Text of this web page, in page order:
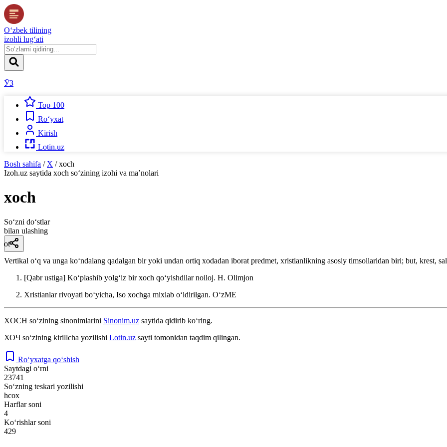
O‘zbek tilining
izohli lug‘ati
ЎЗ
Top 100
Ro‘yxat
Kirish
Lotin.uz
Bosh sahifa / X / xoch
Izoh.uz saytida xoch so‘zining izohi va ma’nolari
xoch
So‘zni do‘stlar
bilan ulashing
ot
Vertikal oʻq va unga koʻndalang qadalgan bir yoki undan ortiq xodadan iborat predmet, xristianlikning asosiy timsollaridan biri; but, krest,
[Qabr ustiga] Koʻplashib yolgʻiz bir xoch qoʻyishdilar noiloj. H. Olimjon
Xristianlar rivoyati boʻyicha, Iso xochga mixlab oʻldirilgan. OʻzME
XOCH so‘zining sinonimlarini Sinonim.uz saytida qidirib ko‘ring.
ХОЧ so‘zining kirillcha yozilishi Lotin.uz sayti tomonidan taqdim qilingan.
Ro‘yxatga qo‘shish
Saytdagi o‘rni
23741
So‘zning teskari yozilishi
hcox
Harflar soni
4
Ko‘rishlar soni
429